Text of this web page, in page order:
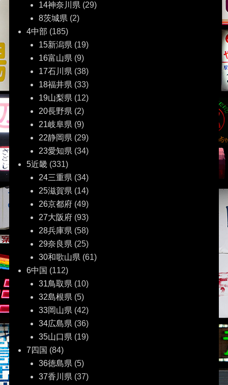
14神奈川県 (29)
8茨城県 (2)
4中部 (185)
15新潟県 (19)
16富山県 (9)
17石川県 (38)
18福井県 (33)
19山梨県 (12)
20長野県 (2)
21岐阜県 (9)
22静岡県 (29)
23愛知県 (34)
5近畿(331)
24三重県 (34)
25滋賀県 (14)
26京都府(49)
27大阪府(93)
28兵庫県 (58)
29奈良県 (25)
30和歌山県 (61)
6中国 (112)
31鳥取県 (10)
32島根県 (5)
33岡山県 (42)
34広島県 (36)
35山口県 (19)
7四国 (84)
36徳島県 (5)
37香川県 (37)